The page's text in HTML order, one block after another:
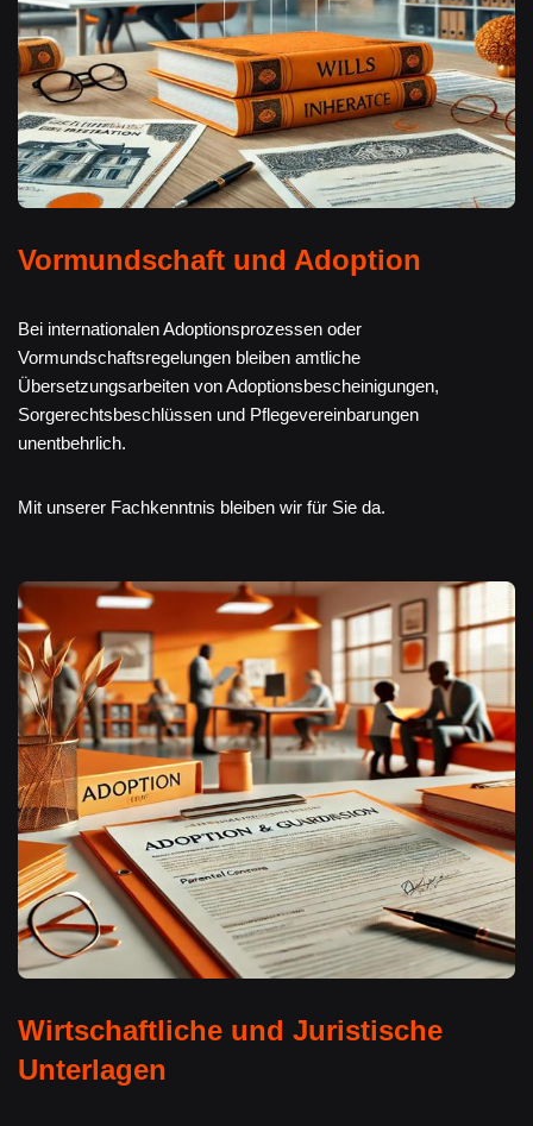
Vormundschaft und Adoption
Bei internationalen Adoptionsprozessen oder
Vormundschaftsregelungen bleiben amtliche
Übersetzungsarbeiten von Adoptionsbescheinigungen,
Sorgerechtsbeschlüssen und Pflegevereinbarungen
unentbehrlich.
Mit unserer Fachkenntnis bleiben wir für Sie da.
Wirtschaftliche und Juristische
Unterlagen